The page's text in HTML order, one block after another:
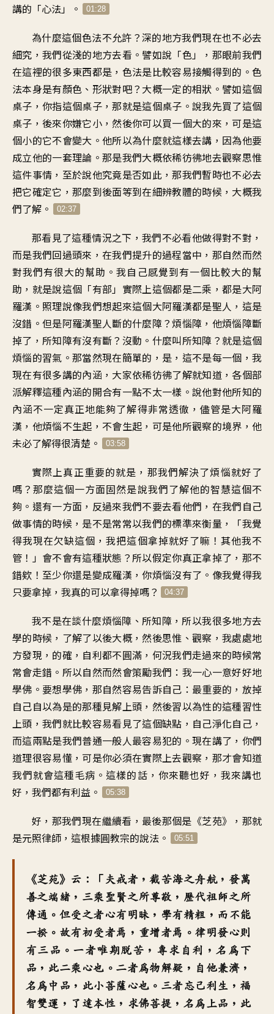
講的「心法」。
01:28
為什麼這個色法不允許？深的地方我們現在也不必去
細究，我們從淺的地方去看。譬如說「色」，那眼前我們
在這裡的很多東西都是，色法是比較容易接觸得到的。色
法本身是有顏色、形狀對吧？大概一定的相狀。譬如這個
桌子，你指這個桌子，那就是這個桌子。說我先買了這個
桌子，後來你嫌它小，然後你可以買一個大的來，可是這
個小的它不會變大。他所以為什麼就這樣去講，因為他要
成立他的一套理論。那是我們大概依稀彷彿地去觀察思惟
這件事情，至於說他究竟是否如此，那我們暫時也不必去
把它確定它，那麼到後面等到在細辨教體的時候，大概我
們了解。
02:37
那看見了這種情況之下，我們不必看他做得對不對，
而是我們回過頭來，在我們提升的過程當中，那自然而然
對我們有很大的幫助。我自己感覺到有一個比較大的幫
助，就是說這個「有部」實際上這個都是二乘，都是大阿
羅漢。照理說像我們想起來這個大阿羅漢都是聖人，這是
沒錯。但是阿羅漢聖人斷的什麼障？煩惱障，他煩惱障斷
掉了，所知障有沒有斷？沒動。什麼叫所知障？就是這個
煩惱的習氣。那當然現在簡單的，是，這不是每一個，我
現在有很多講的內涵，大家依稀彷彿了解就知道，各個部
派解釋這種內涵的開合有一點不太一樣。說他對他所知的
內涵不一定真正地能夠了解得非常透徹，儘管是大阿羅
漢，他煩惱不生起，不會生起，可是他所觀察的境界，他
未必了解得很清楚。
03:58
實際上真正重要的就是，那我們解決了煩惱就好了
嗎？那麼這個一方面固然是說我們了解他的智慧這個不
夠。還有一方面，反過來我們不要去看他們，在我們自己
做事情的時候，是不是常常以我們的標準來衡量，「我覺
得我現在欠缺這個，我把這個拿掉就好了嘛！其他我不
管！」會不會有這種狀態？所以假定你真正拿掉了，那不
錯欸！至少你還是變成羅漢，你煩惱沒有了。像我覺得我
只要拿掉，我真的可以拿得掉嗎？
04:37
我不是在談什麼煩惱障、所知障，所以我很多地方去
學的時候，了解了以後大概，然後思惟、觀察，我處處地
方發現，的確，自利都不圓滿，何況我們走過來的時候常
常會走錯。所以自然而然會策勵我們：我一心一意好好地
學佛。要想學佛，那自然容易告訴自己：最重要的，放掉
自己自以為是的那種見解上頭，然後習以為性的這種習性
上頭，我們就比較容易看見了這個缺點，自己淨化自己，
而這兩點是我們普通一般人最容易犯的。現在講了，你們
道理很容易懂，可是你必須在實際上去觀察，那才會知道
我們就會這種毛病。這樣的話，你來聽也好，我來講也
好，我們都有利益。
05:38
好，那我們現在繼續看，最後那個是《芝苑》，那就
是元照律師，這根據圓教宗的說法。
05:51
《芝苑》云：「夫戒者，截苦海之舟航，發萬
善之端緒，三乘聖賢之所尊敬，歷代祖師之所
傳通。但受之者心有明昧，學有精粗，而不能
一揆。故有初受者焉，重增者焉。律明發心則
有三品。一者唯期脫苦，專求自利，名為下
品，此二乘心也。二者為物解疑，自他兼濟，
名為中品，此小菩薩心也。三者忘己利生，福
智雙運，了達本性，求佛菩提，名為上品，此